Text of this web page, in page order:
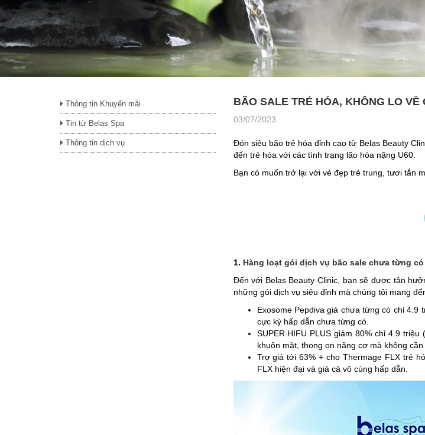
Thông tin Khuyến mãi
Tin từ Belas Spa
Thông tin dịch vụ
BÃO SALE TRẺ HÓA, KHÔNG LO
03/07/2023
Đón siêu bão trẻ hóa đỉnh cao từ Belas Beauty
đến trẻ hóa với các tình trạng lão hóa nặng U60.
Bạn có muốn trở lại với vẻ đẹp trẻ trung, tươi tắn
1. Hàng loạt gói dịch vụ bão sale chưa từng có
Đến với Belas Beauty Clinic, bạn sẽ được tận
những gói dịch vụ siêu đỉnh mà chúng tôi mang
Exosome Pepdiva giá chưa từng có chỉ
cực kỳ hấp dẫn chưa từng có.
SUPER HIFU PLUS giảm 80% chỉ 4.9
khuôn mặt, thong ọn nâng cơ mà không cần
Trợ giá tới 63% + cho Thermage FLX trẻ
FLX hiện đại và giá cả vô cùng hấp dẫn.